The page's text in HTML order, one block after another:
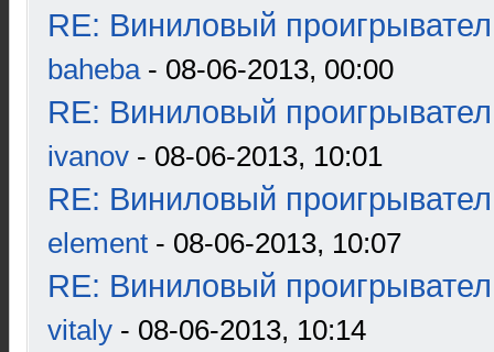
RE: Виниловый
baheba- 08-06-2013, 00:00
RE: Виниловый
ivanov - 08-06-2013, 10:01
RE: Виниловый
element - 08-06-2013, 10:07
RE: Виниловый
vitaly - 08-06-2013, 10:14